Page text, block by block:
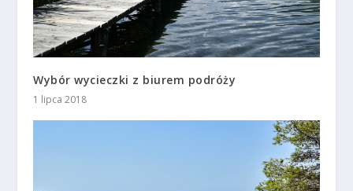
Wybór wycieczki z biurem podróży
1 lipca 2018